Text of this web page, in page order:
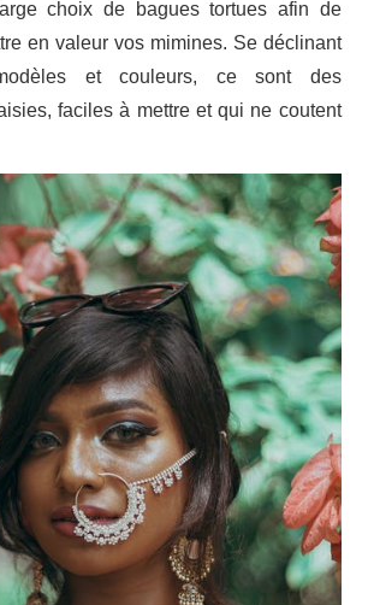
choix de bagues tortues afin de
en valeur vos mimines. Se déclinant
et couleurs, ce sont des
faciles à mettre et qui ne coutent